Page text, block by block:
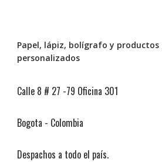
Papel, lápiz, bolígrafo y productos
personalizados
Calle 8 # 27 -79 Oficina 301
Bogota - Colombia
Despachos a todo el país.